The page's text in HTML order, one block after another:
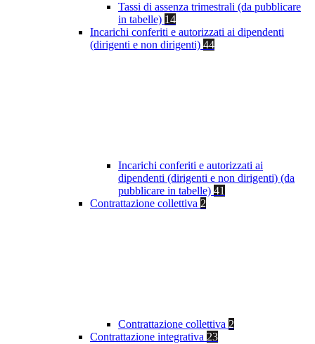
Tassi di assenza trimestrali (da pubblicare
in tabelle) 14
Incarichi conferiti e autorizzati ai dipendenti
(dirigenti e non dirigenti) 44
Incarichi conferiti e autorizzati ai
dipendenti (dirigenti e non dirigenti) (da
pubblicare in tabelle) 41
Contrattazione collettiva 2
Contrattazione collettiva 2
Contrattazione integrativa 23